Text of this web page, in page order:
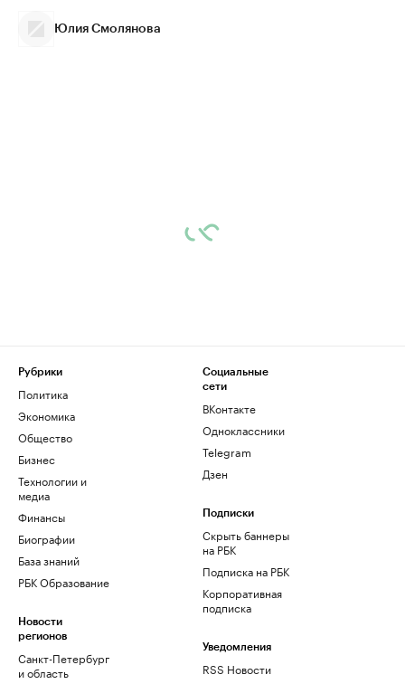
Юлия Смолянова
Рубрики
Политика
Экономика
Общество
Бизнес
Технологии и
медиа
Финансы
Биографии
База знаний
РБК Образование
Новости
регионов
Санкт-Петербург
и область
Социальные
сети
ВКонтакте
Одноклассники
Telegram
Дзен
Подписки
Скрыть баннеры
на РБК
Подписка на РБК
Корпоративная
подписка
Уведомления
RSS Новости